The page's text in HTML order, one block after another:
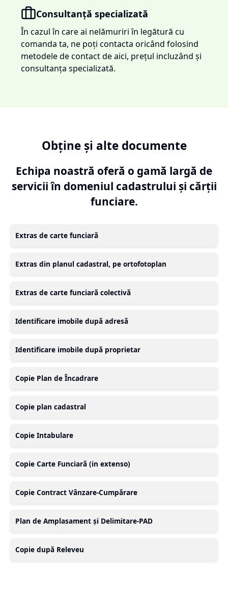
Consultanță specializată
În cazul în care ai nelămuriri în legătură cu
comanda ta, ne poți contacta oricând folosind
metodele de contact de aici, prețul incluzând și
consultanța specializată.
Obține și alte documente
Echipa noastră oferă o gamă largă de
servicii în domeniul cadastrului și cărții
funciare.
Extras de carte funciară
Extras din planul cadastral, pe ortofotoplan
Extras de carte funciară colectivă
Identificare imobile după adresă
Identificare imobile după proprietar
Copie Plan de Încadrare
Copie plan cadastral
Copie Intabulare
Copie Carte Funciară (in extenso)
Copie Contract Vânzare-Cumpărare
Plan de Amplasament și Delimitare-PAD
Copie după Releveu